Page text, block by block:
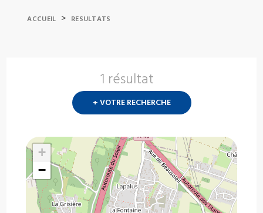
ACCUEIL > RESULTATS
1 résultat
+ VOTRE RECHERCHE
+
−